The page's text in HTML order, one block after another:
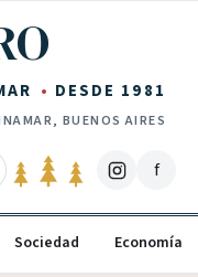
DESDE 1981
BUENOS AIRES
f
Sociedad Economía